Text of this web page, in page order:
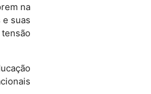
na
suas